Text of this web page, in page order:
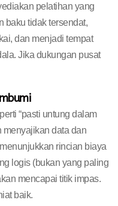
pelatihan yang
baku tidak tersendat,
dan menjadi tempat
Jika dukungan pusat
“pasti untung dalam
menyajikan data dan
rincian biaya
logis (bukan yang paling
mencapai titik impas.
baik.